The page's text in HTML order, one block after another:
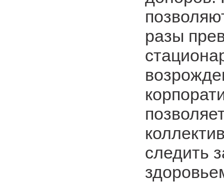
разы
следить